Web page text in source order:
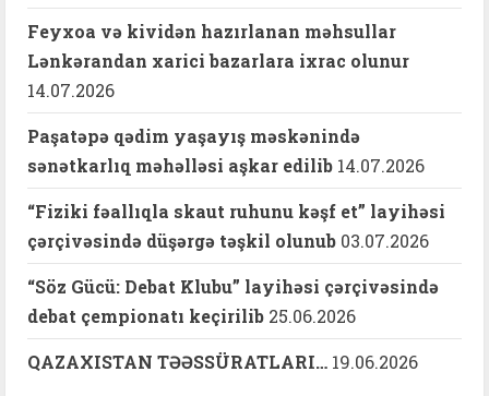
Feyxoa və kividən hazırlanan məhsullar
Lənkərandan xarici bazarlara ixrac olunur
14.07.2026
Paşatəpə qədim yaşayış məskənində
sənətkarlıq məhəlləsi aşkar edilib 14.07.2026
“Fiziki fəallıqla skaut ruhunu kəşf et” layihəsi
çərçivəsində düşərgə təşkil olunub 03.07.2026
“Söz Gücü: Debat Klubu” layihəsi çərçivəsində
debat çempionatı keçirilib 25.06.2026
QAZAXISTAN TƏƏSSÜRATLARI… 19.06.2026